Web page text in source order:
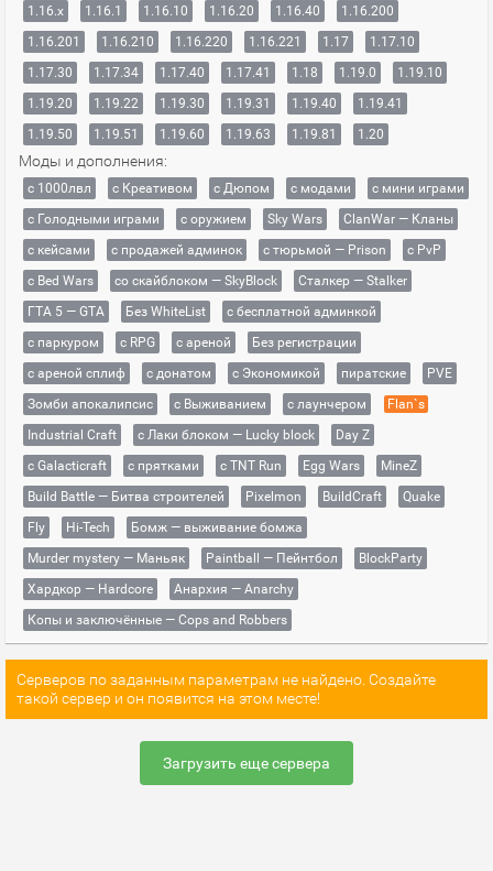
1.16.x
1.16.1 1.16.10 1.16.20 1.16.40
1.16.200
1.16.201
1.16.210 1.16.220 1.16.221 1.17
1.17.10
1.17.30
1.17.34 1.17.40 1.17.41 1.18 1.19.0
1.19.10
1.19.20
1.19.22 1.19.30 1.19.31 1.19.40
1.19.41
1.19.50
1.19.51 1.19.60 1.19.63 1.19.81 1.20
Моды и дополнения:
с 1000лвл c Креативом с Дюпом с модами
с мини играми
с Голодными играми
с оружием Sky Wars
ClanWar — Кланы
с кейсами
с продажей админок с тюрьмой — Prison
с PvP
с Bed Wars
со скайблоком — SkyBlock
Сталкер — Stalker
ГТА 5 — GTA
Без WhiteList
с бесплатной админкой
с паркуром
с RPG с ареной
Без регистрации
с ареной сплиф
с донатом с Экономикой пиратские
PVE
Зомби апокалипсис
с Выживанием с лаунчером
Flan`s
Industrial Craft
с Лаки блоком — Lucky block
Day Z
с Galacticraft
с прятками с TNT Run Egg Wars
MineZ
Build Battle — Битва строителей
Pixelmon BuildCraft
Quake
Fly
Hi-Tech
Бомж — выживание бомжа
Murder mystery — Маньяк
Paintball — Пейнтбол
BlockParty
Хардкор — Hardcore
Анархия — Anarchy
Копы и заключённые — Cops and Robbers
Серверов по заданным параметрам не найдено. Создайте
такой сервер и он появится на этом месте!
Загрузить еще сервера